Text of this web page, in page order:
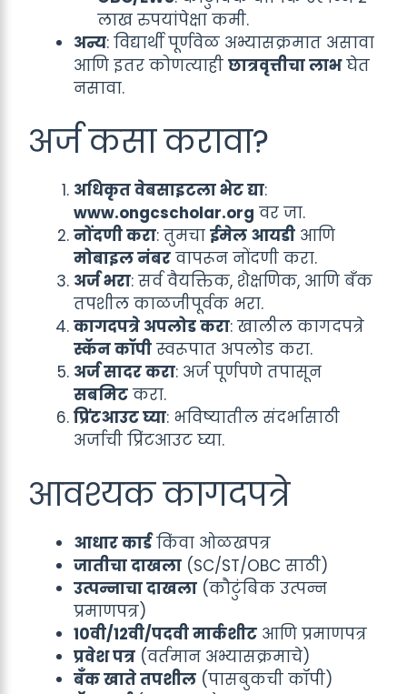
लाख रुपयांपेक्षा कमी.
अन्य: विद्यार्थी पूर्णवेळ अभ्यासक्रमात असावा
आणि इतर कोणत्याही छात्रवृत्तीचा लाभघेत
नसावा.
अर्ज कसा करावा?
अधिकृत वेबसाइटला भेट द्या:
www.ongcscholar.org वर जा.
नोंदणी करा: तुमचा ईमेल आयडी आणि
मोबाइल नंबर वापरून नोंदणी करा.
अर्ज भरा: सर्व वैयक्तिक, शैक्षणिक, आणि बँक
तपशील काळजीपूर्वक भरा.
कागदपत्रे अपलोड करा: खालील कागदपत्रे
स्कॅन कॉपी स्वरूपात अपलोड करा.
अर्ज सादर करा: अर्ज पूर्णपणे तपासून
सबमिट करा.
प्रिंटआउट घ्या: भविष्यातील संदर्भासाठी
अर्जाची प्रिंटआउट घ्या.
आवश्यक कागदपत्रे
आधार कार्डकिंवा ओळखपत्र
जातीचा दाखला (SC/ST/OBC साठी)
उत्पन्नाचा दाखला (कौटुंबिक उत्पन्न
प्रमाणपत्र)
10वी/12वी/पदवी मार्कशीट आणि प्रमाणपत्र
प्रवेश पत्र (वर्तमान अभ्यासक्रमाचे)
बँक खाते तपशील (पासबुकची कॉपी)